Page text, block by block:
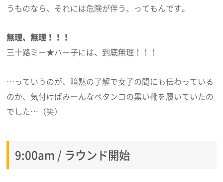
うものなら、それには危険が伴う、ってもんです。
無理、無理！！！
三十路ミー★ハー子には、到底無理！！！
…っていうのが、暗黙の了解で女子の間にも伝わっている
のか、気付けばみーんなペタンコの黒い靴を履いていたの
でした…（笑）
9:00am / ラウンド開始